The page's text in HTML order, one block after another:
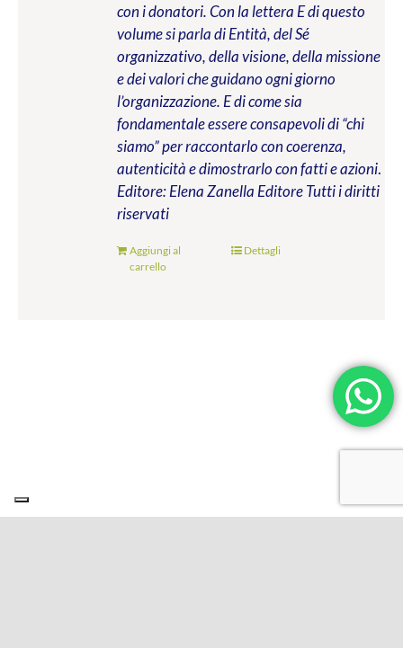
con i donatori. Con la lettera E di questo
volume si parla di Entità, del Sé
organizzativo, della visione, della missione
e dei valori che guidano ogni giorno
l’organizzazione. E di come sia
fondamentale essere consapevoli di “chi
siamo” per raccontarlo con coerenza,
autenticità e dimostrarlo con fatti e azioni.
Editore: Elena Zanella EditoreTutti i diritti
riservati
Aggiungi al
carrello
Dettagli